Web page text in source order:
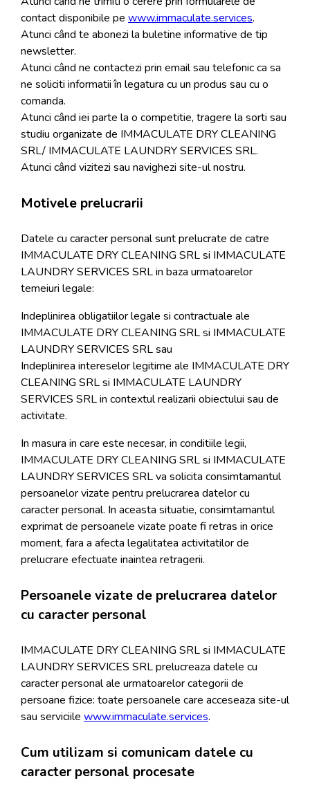
contact disponibile pe www.immaculate.services.
Atunci când te abonezi la buletine informative de tip
newsletter.
Atunci când ne contactezi prin email sau telefonic ca sa
ne soliciti informatii în legatura cu un produs sau cu o
comanda.
Atunci când iei parte la o competitie, tragere la sorti sau
studiu organizate de IMMACULATE DRY CLEANING
SRL/ IMMACULATE LAUNDRY SERVICES SRL.
Atunci când vizitezi sau navighezi site-ul nostru.
Motivele prelucrarii
Datele cu caracter personal sunt prelucrate de catre
IMMACULATE DRY CLEANING SRL si IMMACULATE
LAUNDRY SERVICES SRL in baza urmatoarelor
temeiuri legale:
Indeplinirea obligatiilor legale si contractuale ale
IMMACULATE DRY CLEANING SRL si IMMACULATE
LAUNDRY SERVICES SRL sau
Indeplinirea intereselor legitime ale IMMACULATE DRY
CLEANING SRL si IMMACULATE LAUNDRY
SERVICES SRL in contextul realizarii obiectului sau de
activitate.
In masura in care este necesar, in conditiile legii,
IMMACULATE DRY CLEANING SRL si IMMACULATE
LAUNDRY SERVICES SRL va solicita consimtamantul
persoanelor vizate pentru prelucrarea datelor cu
caracter personal. In aceasta situatie, consimtamantul
exprimat de persoanele vizate poate fi retras in orice
moment, fara a afecta legalitatea activitatilor de
prelucrare efectuate inaintea retragerii.
Persoanele vizate de prelucrarea datelor
cu caracter personal
IMMACULATE DRY CLEANING SRL si IMMACULATE
LAUNDRY SERVICES SRL prelucreaza datele cu
caracter personal ale urmatoarelor categorii de
persoane fizice: toate persoanele care acceseaza site-ul
sau serviciile www.immaculate.services.
Cum utilizam si comunicam datele cu
caracter personal procesate